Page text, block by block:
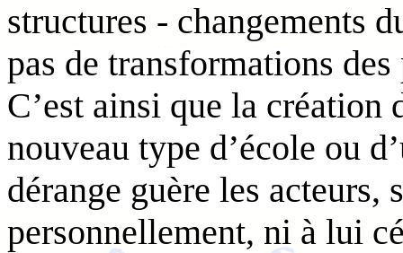
structures - changements
pas de transformations
C’est ainsi que la création
nouveau type d’école ou
dérange guère les acteurs,
personnellement, ni à lui